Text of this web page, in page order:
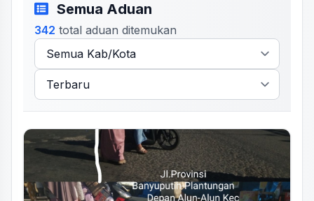
Semua Aduan
342 total aduan ditemukan